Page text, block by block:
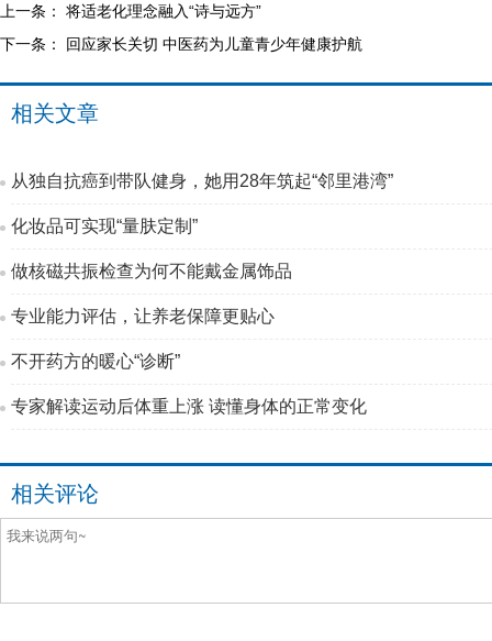
上一条： 将适老化理念融入“诗与远方”
下一条： 回应家长关切 中医药为儿童青少年健康护航
相关文章
从独自抗癌到带队健身，她用28年筑起“邻里港湾”
化妆品可实现“量肤定制”
做核磁共振检查为何不能戴金属饰品
专业能力评估，让养老保障更贴心
不开药方的暖心“诊断”
专家解读运动后体重上涨 读懂身体的正常变化
相关评论